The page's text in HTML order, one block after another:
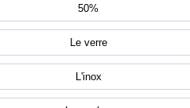
50%
Le verre
L'inox